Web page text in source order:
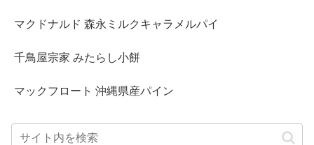
マクドナルド 森永ミルクキャラメルパイ
千鳥屋宗家 みたらし小餅
マックフロート 沖縄県産パイン